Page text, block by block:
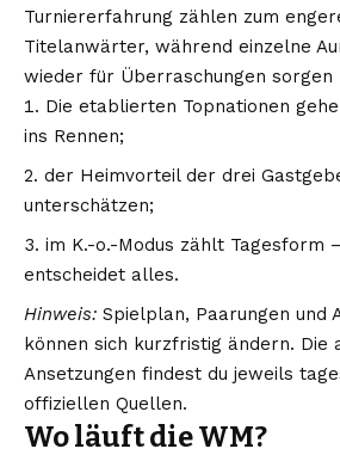
Turniererfahrung zählen zum
Titelanwärter, während einzelne
wieder für Überraschungen sorgen
Die etablierten Topnationen
ins Rennen;
der Heimvorteil der drei
unterschätzen;
im K.-o.-Modus zählt Tagesform
entscheidet alles.
Hinweis: Spielplan, Paarungen und
können sich kurzfristig ändern. Die
Ansetzungen findest du jeweils
offiziellen Quellen.
Wo läuft die WM?